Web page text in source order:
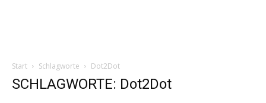
Start Schlagworte Dot2Dot
SCHLAGWORTE: Dot2Dot